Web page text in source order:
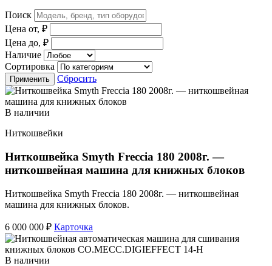
Поиск
Цена от, ₽
Цена до, ₽
Наличие
Сортировка
Применить Сбросить
В наличии
Ниткошвейки
Ниткошвейка Smyth Freccia 180 2008г. —
ниткошвейная машина для книжных блоков
Ниткошвейка Smyth Freccia 180 2008г. — ниткошвейная
машина для книжных блоков.
6 000 000 ₽ Карточка
В наличии